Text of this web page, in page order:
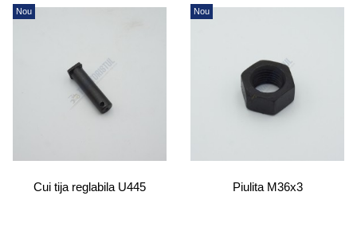
Nou
Cui tija reglabila U445
Nou
Piulita M36x3